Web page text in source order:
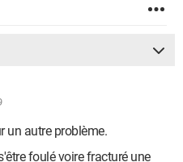
un autre problème.
foulé voire fracturé une